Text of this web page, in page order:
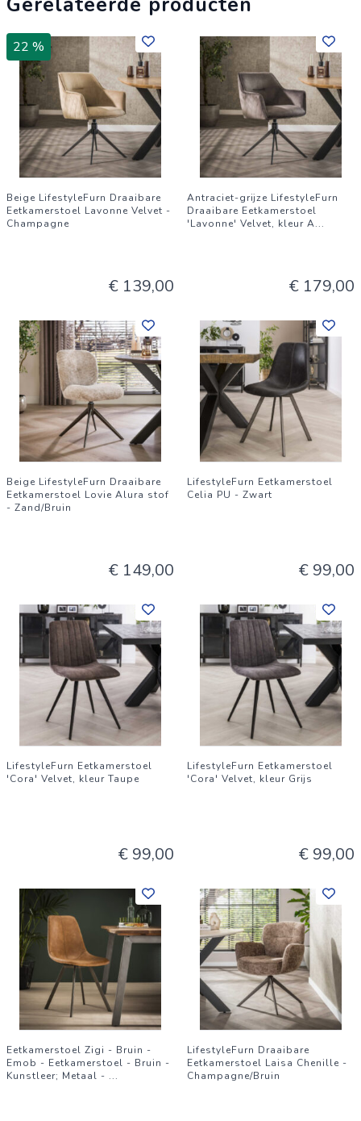
Hoogte: 83 cm
Diepte: 62 cm
Hoogte armleuning: 65 cm cm
Zithoogte: 48 cm cm
Zitbreedte: 43 cm cm
Zitdiepte: 46 cm cm
Maximum belastbaar gewicht: 125 kg
Onderhouds-instructie: Afnemen met een lichtvochtige doek
Stofsamenstelling: 100% polyester
Comfort: Nosag vering
22 %
Beige LifestyleFurn Draaibare
Eetkamerstoel Lavonne Velvet -
Champagne
€ 139,00
Antraciet-grijze LifestyleFurn
Draaibare Eetkamerstoel
'Lavonne' Velvet, kleur A...
€ 179,00
Beige LifestyleFurn Draaibare
Eetkamerstoel Lovie Alura stof
- Zand/Bruin
€ 149,00
LifestyleFurn Eetkamerstoel
Celia PU - Zwart
€ 99,00
LifestyleFurn Eetkamerstoel
'Cora' Velvet, kleur Taupe
€ 99,00
LifestyleFurn Eetkamerstoel
'Cora' Velvet, kleur Grijs
€ 99,00
Eetkamerstoel Zigi - Bruin -
Emob - Eetkamerstoel - Bruin -
Kunstleer; Metaal - ...
LifestyleFurn Draaibare
Eetkamerstoel Laisa Chenille -
Champagne/Bruin